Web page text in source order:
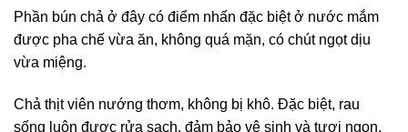
Phần bún chả ở đây có điểm nhấn đặc biệt ở nước mắm
được pha chế vừa ăn, không quá mặn, có chút ngọt dịu
vừa miệng.
Chả thịt viên nướng thơm, không bị khô. Đặc biệt, rau
sống luôn được rửa sạch, đảm bảo vệ sinh và tươi ngon.